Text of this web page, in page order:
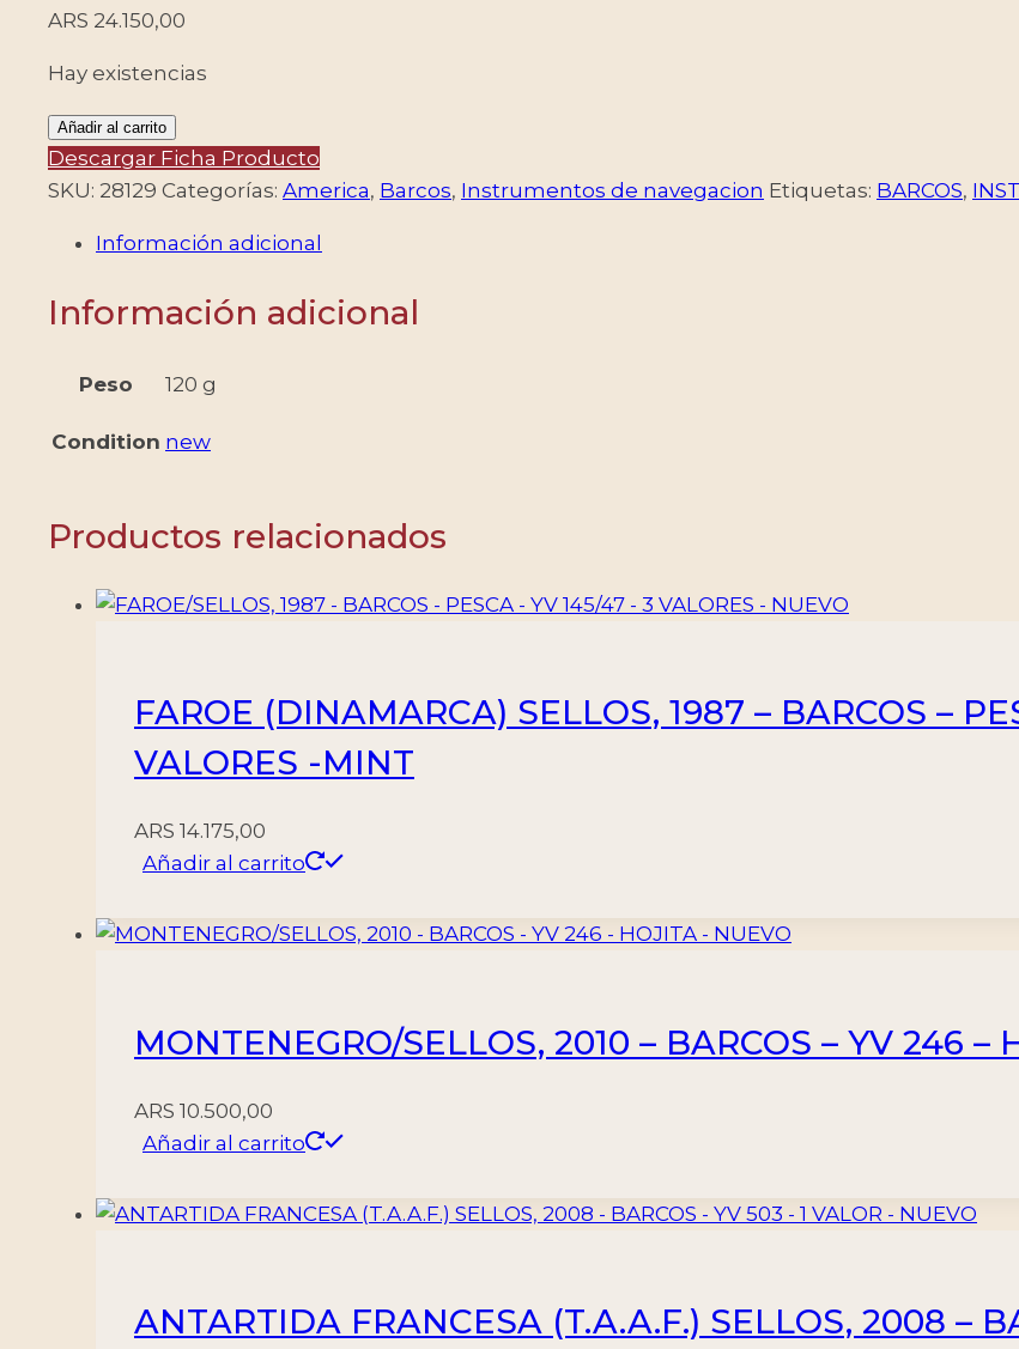
ARS 24.150,00
Hay existencias
SAN
VICENTE/SELLOS,
1988
BARCOS
INSTRUMENTOS
NAVEGACION
YV
BF
cantidad
Añadir al carrito
Descargar Ficha Producto
SKU: 28129 Categorías: America, Barcos, Instrumentos de navegacion Etiquetas: BARCOS,
Información adicional
Información adicional
Peso 120 g
Condition new
Productos relacionados
FAROE (DINAMARCA) SELLOS, 1987 – BARCOS –
VALORES -MINT
ARS 14.175,00
Añadir al carrito
MONTENEGRO/SELLOS, 2010 – BARCOS – YV 246 –
ARS 10.500,00
Añadir al carrito
ANTARTIDA FRANCESA (T.A.A.F.) SELLOS, 2008 –